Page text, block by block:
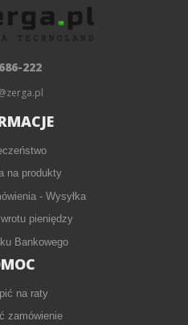
222
na produkty
- Wysyłka
pieniędzy
Bankowego
na raty
zamówienie